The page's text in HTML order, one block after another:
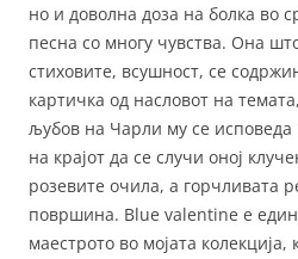
но и доволна доза на болка во
песна со многу чувства. Она
стиховите, всушност, се
картичка од насловот на
љубов на Чарли му се исповеда
на крајот да се случи оној
розевите очила, а горчливата
површина. Blue valentine е
маестрото во мојата